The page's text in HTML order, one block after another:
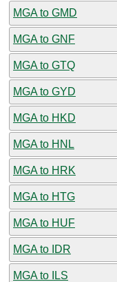
MGA to GMD
MGA to GNF
MGA to GTQ
MGA to GYD
MGA to HKD
MGA to HNL
MGA to HRK
MGA to HTG
MGA to HUF
MGA to IDR
MGA to ILS